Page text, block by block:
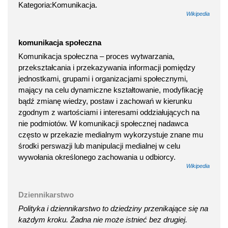
Kategoria:Komunikacja.
Wikipedia
komunikacja społeczna
Komunikacja społeczna – proces wytwarzania,
przekształcania i przekazywania informacji pomiędzy
jednostkami, grupami i organizacjami społecznymi,
mający na celu dynamiczne kształtowanie, modyfikację
bądź zmianę wiedzy, postaw i zachowań w kierunku
zgodnym z wartościami i interesami oddziałujących na
nie podmiotów. W komunikacji społecznej nadawca
często w przekazie medialnym wykorzystuje znane mu
środki perswazji lub manipulacji medialnej w celu
wywołania określonego zachowania u odbiorcy.
Wikipedia
Dziennikarstwo
Polityka i dziennikarstwo to dziedziny przenikające się na
każdym kroku. Żadna nie może istnieć bez drugiej.